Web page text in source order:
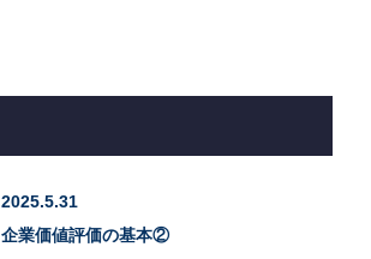
2025.5.31
企業価値評価の基本②